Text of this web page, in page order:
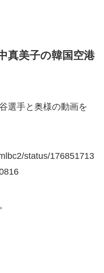
真美子の韓国空港
選手と奥様の動画を
status/176851713